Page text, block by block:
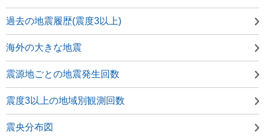
過去の地震履歴(震度3以上)
海外の大きな地震
震源地ごとの地震発生回数
震度3以上の地域別観測回数
震央分布図